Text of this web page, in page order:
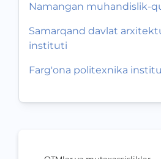
Namangan muhandislik-
Samarqand davlat
instituti
Farg'ona politexnika